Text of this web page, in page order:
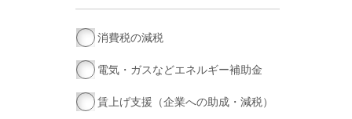
消費税の減税
電気・ガスなどエネルギー補助金
賃上げ支援（企業への助成・減税）